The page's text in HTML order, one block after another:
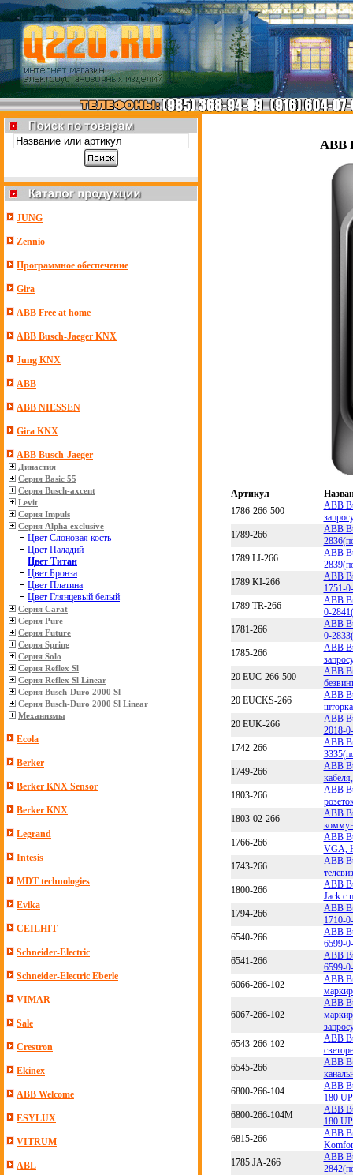
JUNG
Zennio
Программное обеспечение
Gira
ABB Free at home
ABB Busch-Jaeger KNX
Jung KNX
ABB
ABB NIESSEN
Gira KNX
ABB Busch-Jaeger
Династия
Серия Basic 55
Серия Busch-axcent
Levit
Серия Impuls
Серия Alpha exclusive
Цвет Слоновая кость
Цвет Паладий
Цвет Титан
Цвет Бронза
Цвет Платина
Цвет Глянцевый белый
Серия Carat
Серия Pure
Серия Future
Серия Spring
Серия Solo
Серия Reflex Sl
Серия Reflex Sl Linear
Серия Busch-Duro 2000 Sl
Серия Busch-Duro 2000 Sl Linear
Механизмы
Ecola
Berker
Berker KNX Sensor
Berker KNX
Legrand
Intesis
MDT technologies
Evika
CEILHIT
Schneider-Electric
Schneider-Electric Eberle
VIMAR
Sale
Crestron
Ekinex
ABB Welcome
ESYLUX
VITRUM
ABL
ABB
Артикул
1786-266-500
ABB
1789-266
ABB
1789 LI-266
ABB
1789 KI-266
ABB
1751-
1789 TR-266
ABB
0-
1781-266
ABB
0-
1785-266
ABB
20 EUC-266-500
ABB
20 EUCKS-266
ABB
20 EUK-266
ABB
2018-
1742-266
ABB
1749-266
ABB
1803-266
ABB
1803-02-266
ABB
1766-266
ABB
VGA,
1743-266
ABB
1800-266
ABB
Jack c
1794-266
ABB
1710-
6540-266
ABB
6599-
6541-266
ABB
6599-
6066-266-102
ABB
6067-266-102
ABB
6543-266-102
ABB
6545-266
ABB
6800-266-104
ABB
180
6800-266-104M
ABB
180
6815-266
ABB
1785 JA-266
ABB